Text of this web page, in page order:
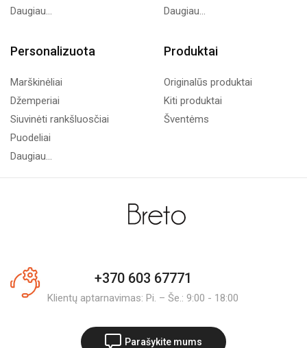
Daugiau...
Daugiau...
Personalizuota
Marškinėliai
Džemperiai
Siuvinėti rankšluosčiai
Puodeliai
Daugiau...
Produktai
Originalūs produktai
Kiti produktai
Šventėms
+370 603 67771
Klientų aptarnavimas: Pi. – Še.: 9:00 - 18:00
Parašykite mums